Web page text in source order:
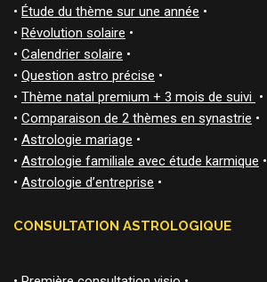
• Étude du thème sur une année •
• Révolution solaire •
• Calendrier solaire •
• Question astro précise •
• Thème natal premium + 3 mois de suivi •
• Comparaison de 2 thèmes en synastrie •
• Astrologie mariage •
• Astrologie familiale avec étude karmique •
• Astrologie d’entreprise •
CONSULTATION ASTROLOGIQUE